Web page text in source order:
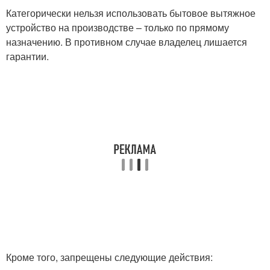
Категорически нельзя использовать бытовое вытяжное
устройство на производстве – только по прямому
назначению. В противном случае владелец лишается
гарантии.
Кроме того, запрещены следующие действия: